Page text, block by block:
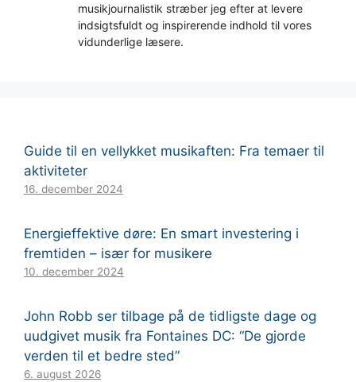
musikjournalistik stræber jeg efter at levere
indsigtsfuldt og inspirerende indhold til vores
vidunderlige læsere.
Guide til en vellykket musikaften: Fra temaer til
aktiviteter
16. december 2024
Energieffektive døre: En smart investering i
fremtiden – især for musikere
10. december 2024
John Robb ser tilbage på de tidligste dage og
uudgivet musik fra Fontaines DC: “De gjorde
verden til et bedre sted”
6. august 2026